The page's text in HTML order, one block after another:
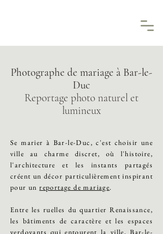
Photographe de mariage à Bar-le-
Duc
Reportage photo naturel et
lumineux
Se marier à Bar-le-Duc, c'est choisir une
ville au charme discret, où l'histoire,
l'architecture et les instants partagés
créent un décor particulièrement inspirant
pour unreportage de mariage.
Entre les ruelles du quartier Renaissance,
les bâtiments de caractère et les espaces
verdoyants qui entourent la ville, Bar-le-